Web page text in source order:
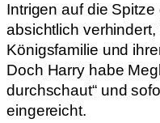
Intrigen auf die Spitze
absichtlich
Königsfamilie und
Doch Harry habe
durchschaut“ und
eingereicht.